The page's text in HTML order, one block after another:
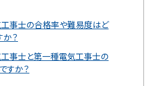
事士の合格率や難易度はど
か？
事士と第一種電気工事士の
すか？